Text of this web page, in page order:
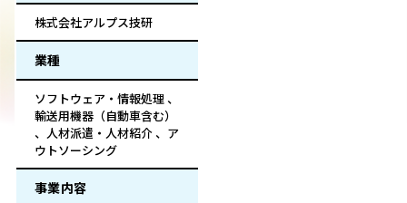
株式会社アルプス技研
業種
ソフトウェア・情報処理 、
輸送用機器（自動車含む）
、人材派遣・人材紹介 、ア
ウトソーシング
事業内容